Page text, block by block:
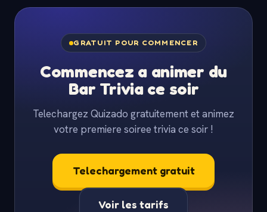
GRATUIT POUR COMMENCER
Commencez a animer du
Bar Trivia ce soir
Telechargez Quizado gratuitement et animez
votre premiere soiree trivia ce soir !
Telechargement gratuit
Voir les tarifs